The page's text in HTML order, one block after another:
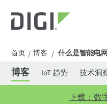
首页 / 博客 / 什么是智能电
博客 IoT 趋势 技术洞
下载：数